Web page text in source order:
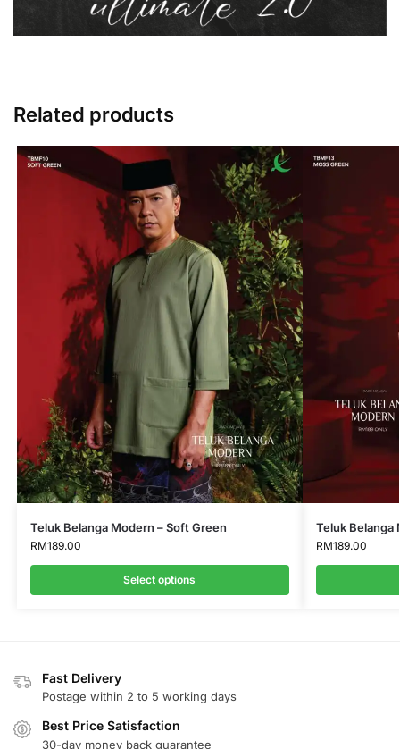
Related products
Teluk Belanga Modern – Soft Green
RM189.00
Select options
Teluk Belanga
RM189.00
Fast Delivery
Postage within 2 to 5 working days
Best Price Satisfaction
30-day money back guarantee